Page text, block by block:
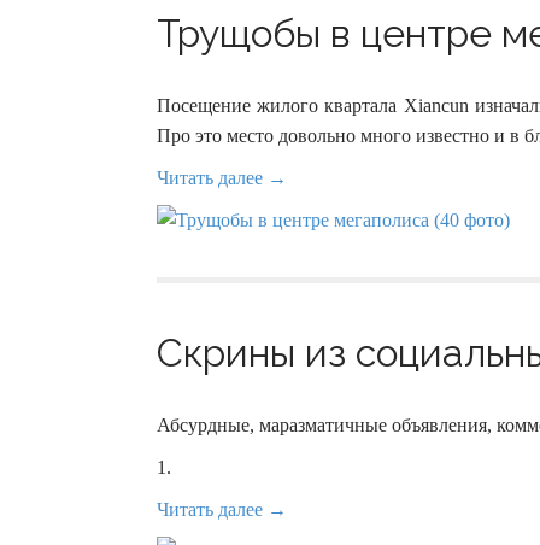
Трущобы в центре
Посещение жилого квартала Xiancun
Про это место довольно много известно и в
Читать далее →
Скрины из
Абсурдные, маразматичные объявления,
1.
Читать далее →